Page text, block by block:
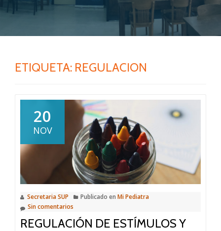
ETIQUETA: REGULACION
20
NOV
Secretaria SUP Publicado en Mi Pediatra
Sin comentarios
REGULACIÓN DE ESTÍMULOS Y